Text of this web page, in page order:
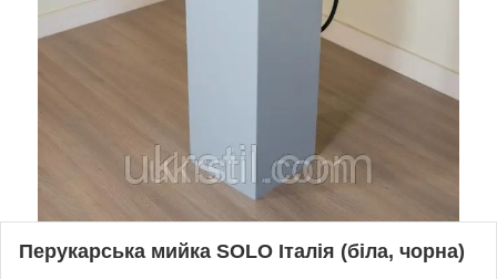
Перукарська мийка SOLO Італія (біла, чорна)